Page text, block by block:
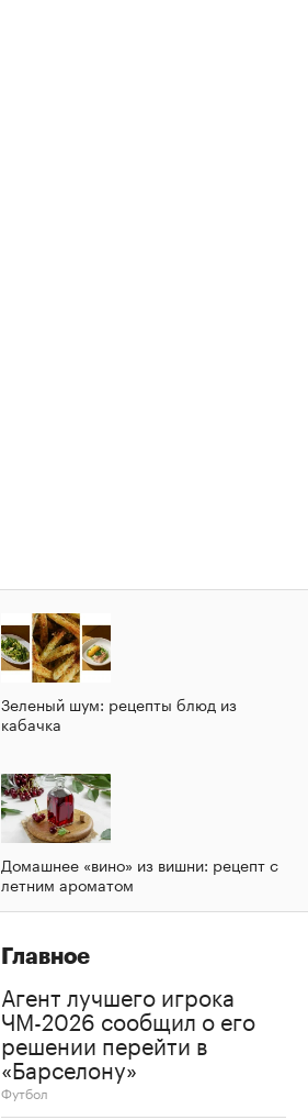
Зеленый шум: рецепты блюд из
кабачка
Домашнее «вино» из вишни: рецепт с
летним ароматом
Главное
Агент лучшего игрока
ЧМ-2026 сообщил о его
решении перейти в
«Барселону»
Футбол